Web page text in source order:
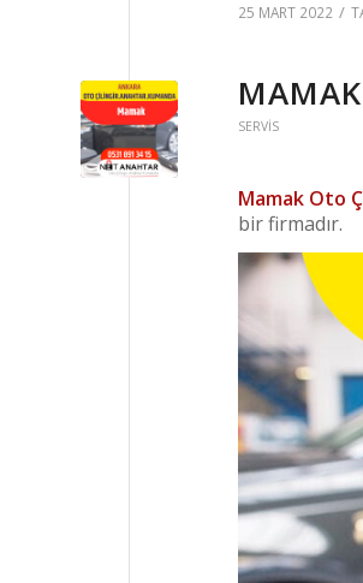
25 MART 2022 /
SERVIS
Mamak Oto
bir firmadır.